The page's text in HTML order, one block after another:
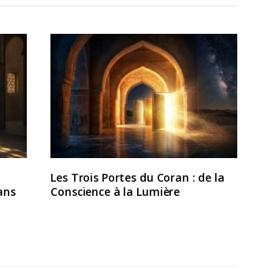
Les Trois Portes du Coran : de la
Conscience à la Lumière